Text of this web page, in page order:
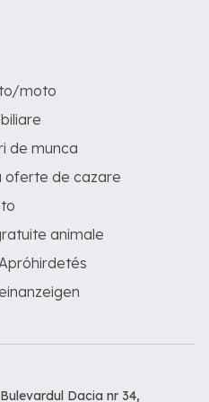
moto
de munca
oferte de cazare
animale
Dacia nr 34,